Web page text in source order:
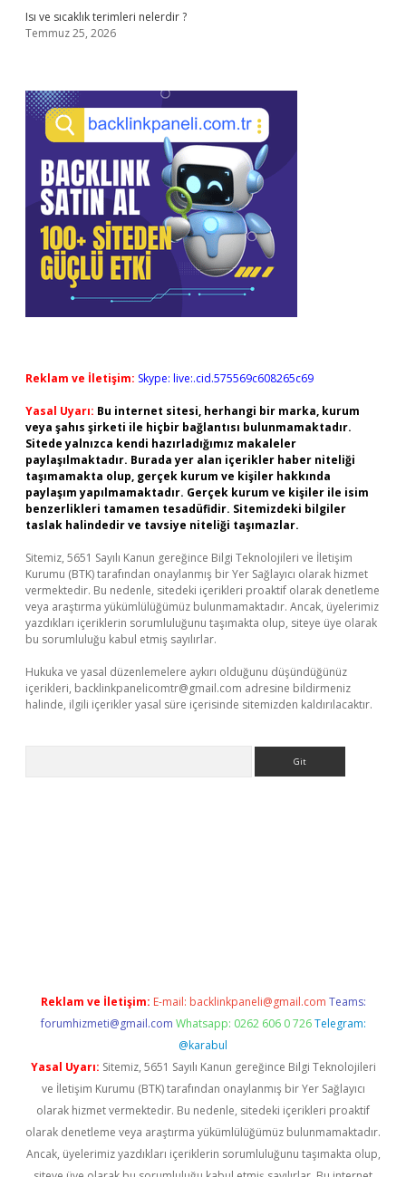
Isı ve sıcaklık terimleri nelerdir ?
Temmuz 25, 2026
Reklam ve İletişim: Skype: live:.cid.575569c608265c69
Yasal Uyarı: Bu internet sitesi, herhangi bir marka, kurum
veya şahıs şirketi ile hiçbir bağlantısı bulunmamaktadır.
Sitede yalnızca kendi hazırladığımız makaleler
paylaşılmaktadır. Burada yer alan içerikler haber niteliği
taşımamakta olup, gerçek kurum ve kişiler hakkında
paylaşım yapılmamaktadır. Gerçek kurum ve kişiler ile isim
benzerlikleri tamamen tesadüfidir. Sitemizdeki bilgiler
taslak halindedir ve tavsiye niteliği taşımazlar.
Sitemiz, 5651 Sayılı Kanun gereğince Bilgi Teknolojileri ve İletişim
Kurumu (BTK) tarafından onaylanmış bir Yer Sağlayıcı olarak hizmet
vermektedir. Bu nedenle, sitedeki içerikleri proaktif olarak denetleme
veya araştırma yükümlülüğümüz bulunmamaktadır. Ancak, üyelerimiz
yazdıkları içeriklerin sorumluluğunu taşımakta olup, siteye üye olarak
bu sorumluluğu kabul etmiş sayılırlar.
Hukuka ve yasal düzenlemelere aykırı olduğunu düşündüğünüz
içerikleri, backlinkpanelicomtr@gmail.com adresine bildirmeniz
halinde, ilgili içerikler yasal süre içerisinde sitemizden kaldırılacaktır.
Reklam ve İletişim: E-mail: backlinkpaneli@gmail.com Teams:
forumhizmeti@gmail.com Whatsapp: 0262 606 0 726 Telegram:
@karabul
Yasal Uyarı: Sitemiz, 5651 Sayılı Kanun gereğince Bilgi Teknolojileri
ve İletişim Kurumu (BTK) tarafından onaylanmış bir Yer Sağlayıcı
olarak hizmet vermektedir. Bu nedenle, sitedeki içerikleri proaktif
olarak denetleme veya araştırma yükümlülüğümüz bulunmamaktadır.
Ancak, üyelerimiz yazdıkları içeriklerin sorumluluğunu taşımakta olup,